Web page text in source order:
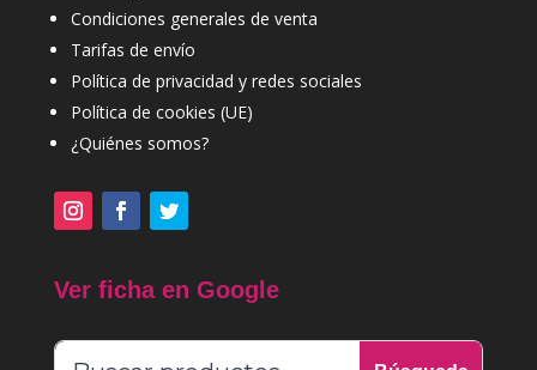
Condiciones generales de venta
Tarifas de envío
Política de privacidad y redes sociales
Política de cookies (UE)
¿Quiénes somos?
Ver ficha en Google